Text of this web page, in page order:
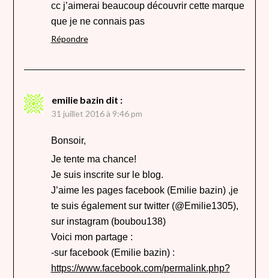
cc j’aimerai beaucoup découvrir cette marque
que je ne connais pas
Répondre
emilie bazin dit :
31 juillet 2016 à 9:46 pm
Bonsoir,
Je tente ma chance!
Je suis inscrite sur le blog.
J’aime les pages facebook (Emilie bazin) ,je
te suis également sur twitter (@Emilie1305),
sur instagram (boubou138)
Voici mon partage :
-sur facebook (Emilie bazin) :
https://www.facebook.com/permalink.php?